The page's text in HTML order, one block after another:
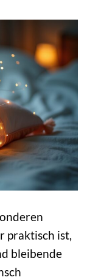
praktisch ist,
bleibende